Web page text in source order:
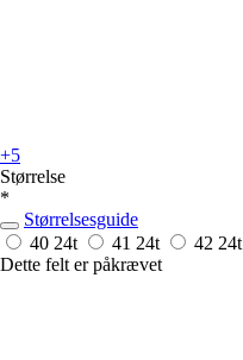
+5
Størrelse
*
Størrelsesguide
40 24t 41 24t 42 24t
Dette felt er påkrævet